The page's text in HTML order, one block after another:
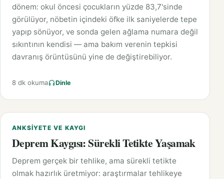
dönem: okul öncesi çocukların yüzde 83,7'sinde
görülüyor, nöbetin içindeki öfke ilk saniyelerde tepe
yapıp sönüyor, ve sonda gelen ağlama numara değil
sıkıntının kendisi — ama bakım verenin tepkisi
davranış örüntüsünü yine de değiştirebiliyor.
8 dk okuma Dinle
ANKSIYETE VE KAYGI
Deprem Kaygısı: Sürekli Tetikte Yaşamak
Deprem gerçek bir tehlike, ama sürekli tetikte
olmak hazırlık üretmiyor: araştırmalar tehlikeye